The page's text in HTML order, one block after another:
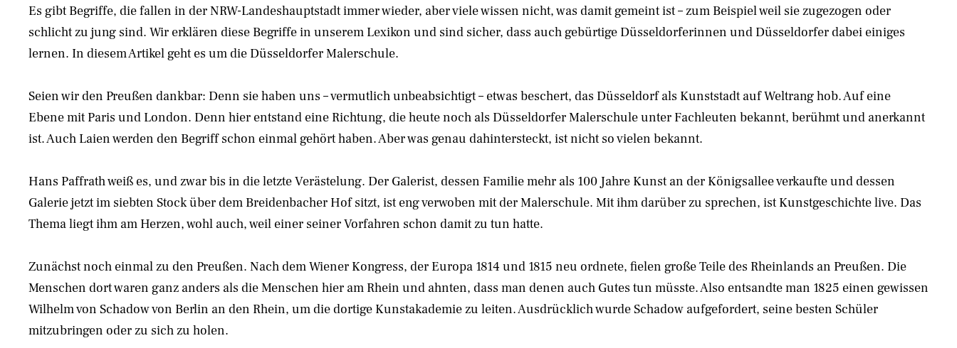
Es gibt Begriffe, die fallen in der NRW-Landeshauptstadt immer wieder, aber viele wissen nicht, was damit gemeint ist – zum Beispiel weil sie zugezogen oder
schlicht zu jung sind. Wir erklären diese Begriffe in unserem Lexikon und sind sicher, dass auch gebürtige Düsseldorferinnen und Düsseldorfer dabei einiges
lernen. In diesem Artikel geht es um die Düsseldorfer Malerschule.
Seien wir den Preußen dankbar: Denn sie haben uns – vermutlich unbeabsichtigt – etwas beschert, das Düsseldorf als Kunststadt auf Weltrang hob. Auf eine
Ebene mit Paris und London. Denn hier entstand eine Richtung, die heute noch als Düsseldorfer Malerschule unter Fachleuten bekannt, berühmt und anerkannt
ist. Auch Laien werden den Begriff schon einmal gehört haben. Aber was genau dahintersteckt, ist nicht so vielen bekannt.
Hans Paffrath weiß es, und zwar bis in die letzte Verästelung. Der Galerist, dessen Familie mehr als 100 Jahre Kunst an der Königsallee verkaufte und dessen
Galerie jetzt im siebten Stock über dem Breidenbacher Hof sitzt, ist eng verwoben mit der Malerschule. Mit ihm darüber zu sprechen, ist Kunstgeschichte live. Das
Thema liegt ihm am Herzen, wohl auch, weil einer seiner Vorfahren schon damit zu tun hatte.
Zunächst noch einmal zu den Preußen. Nach dem Wiener Kongress, der Europa 1814 und 1815 neu ordnete, fielen große Teile des Rheinlands an Preußen. Die
Menschen dort waren ganz anders als die Menschen hier am Rhein und ahnten, dass man denen auch Gutes tun müsste. Also entsandte man 1825 einen gewissen
Wilhelm von Schadow von Berlin an den Rhein, um die dortige Kunstakademie zu leiten. Ausdrücklich wurde Schadow aufgefordert, seine besten Schüler
mitzubringen oder zu sich zu holen.